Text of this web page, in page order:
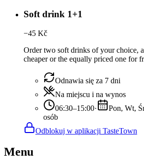
Soft drink 1+1
−45 Kč
Order two soft drinks of your choice,
cheaper or the equally priced one for
Odnawia się za 7 dni
Na miejscu i na wynos
06:30–15:00· Pon, Wt,
osób
Odblokuj w aplikacji TasteTown
Menu